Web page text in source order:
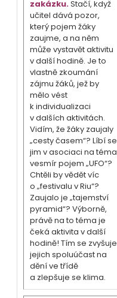
zakázku.Stačí, když
učitel dává pozor,
který pojem žáky
zaujme, a na něm
může vystavět aktivitu
v další hodině. Je to
vlastně zkoumání
zájmu žáků, jež by
mělo vést
k individualizaci
v dalších aktivitách.
Vidím, že žáky zaujaly
„cesty časem“? Líbí se
jim v asociaci na téma
vesmír pojem „UFO“?
Chtěli by vědět víc
o „festivalu v Riu“?
Zaujalo je „tajemství
pyramid“? Výborně,
právě na to téma je
čeká aktivita v další
hodině! Tím se zvyšuje
jejich spoluúčast na
dění ve třídě
a zlepšuje se klima.